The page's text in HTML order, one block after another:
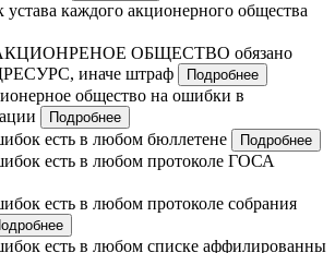
каждого акционерного общества
АКЦИОНРЕНОЕ ОБЩЕСТВО обязано
иначе штраф
Подробнее
общество на ошибки в
Подробнее
есть в любом бюллетене Подробнее
есть в любом протоколе ГОСА
есть в любом протоколе собрания
есть в любом списке аффилированны